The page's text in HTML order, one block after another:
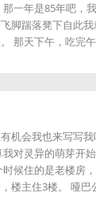
一年是85年吧，
脚踹落凳下自此
那天下午，吃完
机会我也来写写
对灵异的萌芽开
候住的是老楼房
楼主住3楼。 哑巴